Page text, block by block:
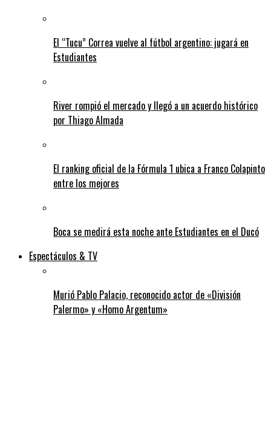
El “Tucu” Correa vuelve al fútbol argentino: jugará en
Estudiantes
River rompió el mercado y llegó a un acuerdo histórico
por Thiago Almada
El ranking oficial de la Fórmula 1 ubica a Franco Colapinto
entre los mejores
Boca se medirá esta noche ante Estudiantes en el Ducó
Espectáculos & TV
Murió Pablo Palacio, reconocido actor de «División
Palermo» y «Homo Argentum»